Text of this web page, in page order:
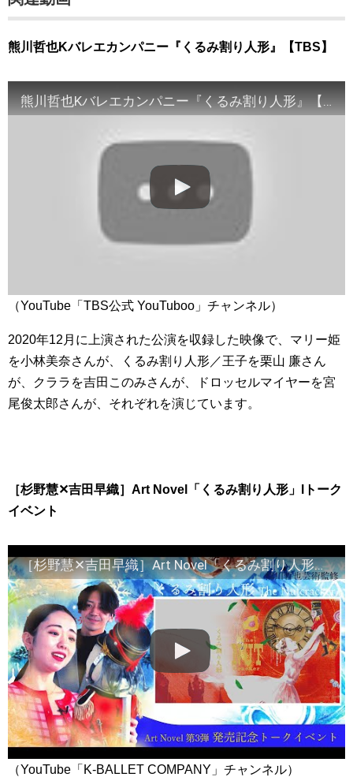
熊川哲也Kバレエカンパニー『くるみ割り人形』【TBS】
熊川哲也Kバレエカンパニー『くるみ割り人形』【TBS】
（YouTube「TBS公式 YouTuboo」チャンネル）
2020年12月に上演された公演を収録した映像で、マリー姫
を小林美奈さんが、くるみ割り人形／王子を栗山 廉さん
が、クララを吉田このみさんが、ドロッセルマイヤーを宮
尾俊太郎さんが、それぞれを演じています。
［杉野慧✕吉田早織］Art Novel「くるみ割り人形」lトーク
イベント
［杉野慧✕吉田早織］Art Novel「くるみ割り人形」lトークイベント
（YouTube「K-BALLET COMPANY」チャンネル）